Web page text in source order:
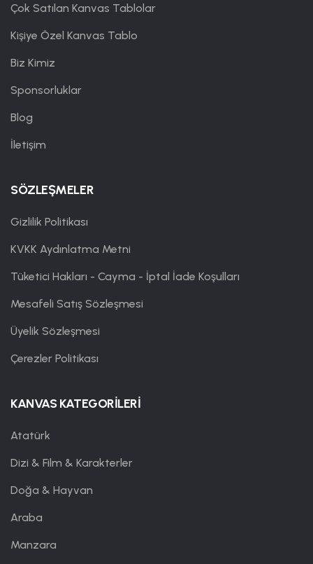
Çok Satılan Kanvas Tablolar
Kişiye Özel Kanvas Tablo
Biz Kimiz
Sponsorluklar
Blog
İletişim
SÖZLEŞMELER
Gizlilik Politikası
KVKK Aydınlatma Metni
Tüketici Hakları - Cayma - İptal İade Koşulları
Mesafeli Satış Sözleşmesi
Üyelik Sözleşmesi
Çerezler Politikası
KANVAS KATEGORİLERİ
Atatürk
Dizi & Film & Karakterler
Doğa & Hayvan
Araba
Manzara